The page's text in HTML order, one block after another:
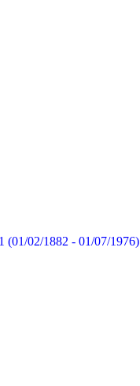
(01/02/1882 - 01/07/1976)